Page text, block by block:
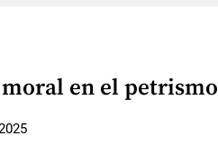
en el petrismo